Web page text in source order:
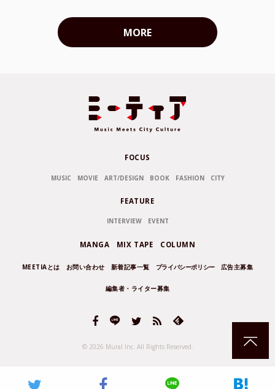
MORE
FOCUS
MUSIC MOVIE ART/DESIGN BOOK FASHION CITY
FEATURE
INTERVIEW EVENT
MANGA MIX TAPE COLUMN
MEETIAとは お問い合わせ 新着記事一覧 プライバシーポリシー 広告主募集
編集者・ライター募集
© 2026 Mural Inc. All Rights Reserved.